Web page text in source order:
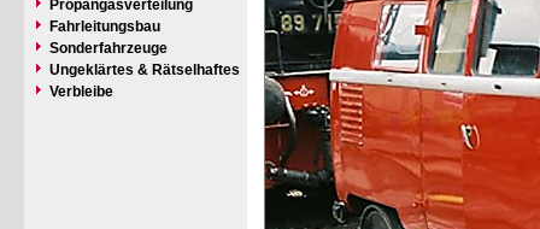
Propangasverteilung
Fahrleitungsbau
Sonderfahrzeuge
Ungeklärtes & Rätselhaftes
Verbleibe